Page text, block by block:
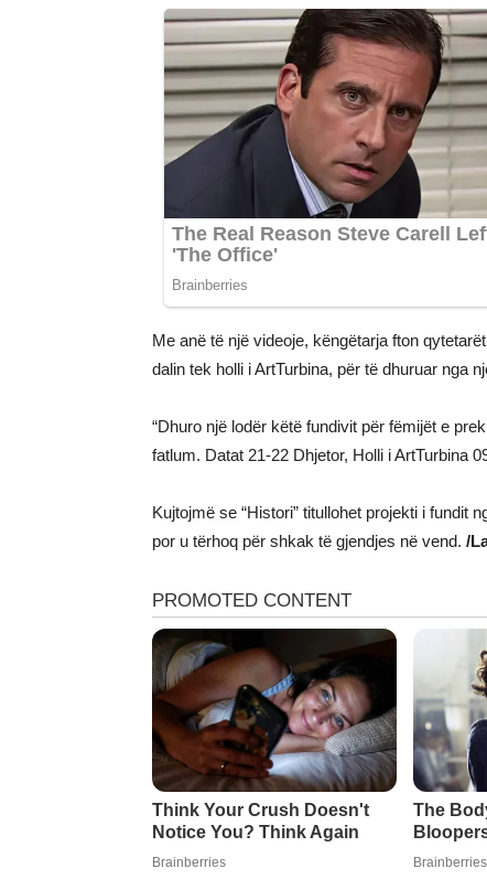
Me anë të një videoje, këngëtarja fton
dalin tek holli i ArtTurbina, për të dhuruar nga
“Dhuro një lodër këtë fundivit për fëmijët e
fatlum. Datat 21-22 Dhjetor, Holli i ArtTurbina
Kujtojmë se “Histori” titullohet projekti i fundit
por u tërhoq për shkak të gjendjes në vend. /